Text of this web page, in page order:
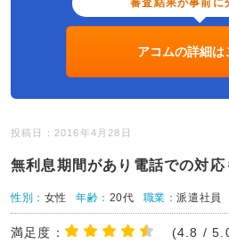
審査結果が事前に
アコムの詳細は
投稿日：2016年4月28日
無利息期間があり電話での対応
性別： 女性 年齢： 20代 職業：派遣社員
満足度： (4.8 /